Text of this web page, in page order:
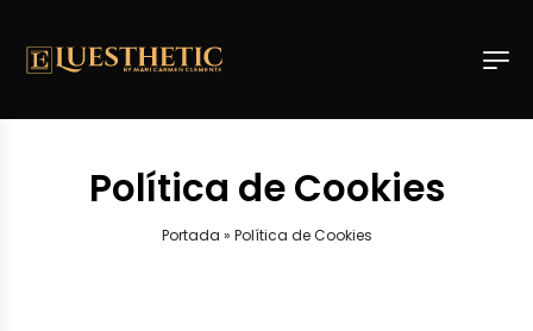
Política de Cookies
Portada » Política de Cookies